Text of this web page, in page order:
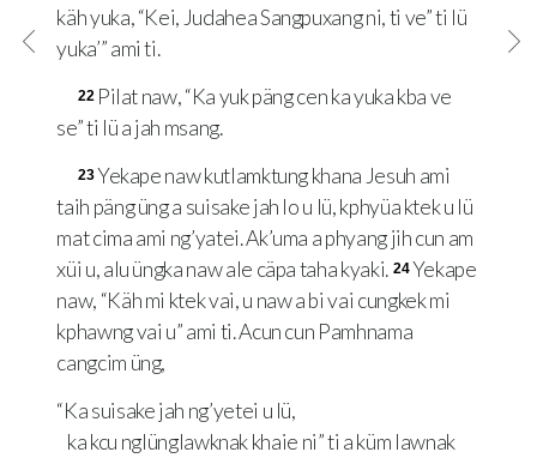
käh yuka, “Kei, Judahea Sangpuxang ni, ti ve” ti lü
yuka’” ami ti.
22 Pilat naw, “Ka yuk päng cen ka yuka kba ve
se” ti lü a jah msang.
23Yekape naw kutlamktung khana Jesuh ami
taih päng üng a suisake jah lo u lü, kphyüa ktek u lü
mat cima ami ng’yatei. Ak’uma a phyang jih cun am
xüi u, alu üngka naw ale cäpa taha kyaki. 24 Yekape
naw, “Käh mi ktek vai, u naw a bi vai cungkek mi
kphawng vai u” ami ti. Acun cun Pamhnama
cangcim üng,
“Ka suisake jah ng’yetei u lü,
ka kcu nglünglawknak khaie ni” ti a küm lawnak